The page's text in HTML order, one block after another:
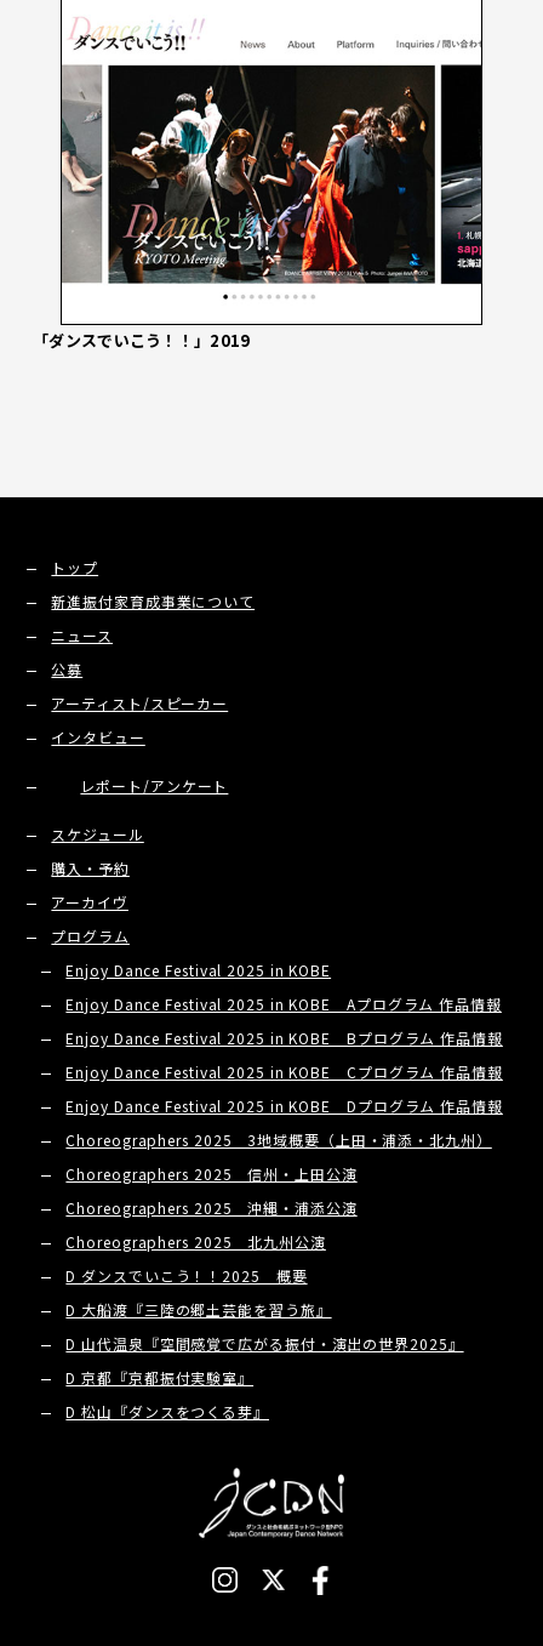
「ダンスでいこう！！」2019
トップ
新進振付家育成事業について
ニュース
公募
アーティスト/スピーカー
インタビュー
レポート/アンケート
スケジュール
購入・予約
アーカイヴ
プログラム
Enjoy Dance Festival 2025 in KOBE
Enjoy Dance Festival 2025 in KOBE Aプログラム 作品情報
Enjoy Dance Festival 2025 in KOBE Bプログラム 作品情報
Enjoy Dance Festival 2025 in KOBE Cプログラム 作品情報
Enjoy Dance Festival 2025 in KOBE Dプログラム 作品情報
Choreographers 2025 3地域概要（上田・浦添・北九州）
Choreographers 2025 信州・上田公演
Choreographers 2025 沖縄・浦添公演
Choreographers 2025 北九州公演
D ダンスでいこう！！2025 概要
D 大船渡『三陸の郷土芸能を習う旅』
D 山代温泉『空間感覚で広がる振付・演出の世界2025』
D 京都『京都振付実験室』
D 松山『ダンスをつくる芽』